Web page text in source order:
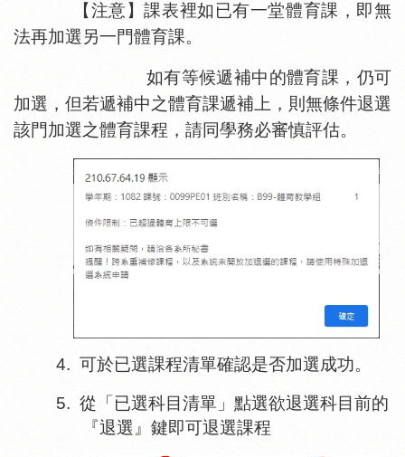
【注意】課表裡如已有一堂體育課，即無
法再加選另一門體育課。
如有等候遞補中的體育課，仍可
加選，但若遞補中之體育課遞補上，則無條件退選
該門加選之體育課程，請同學務必審慎評估。
4. 可於已選課程清單確認是否加選成功。
5. 從「已選科目清單」點選欲退選科目前的
『退選』鍵即可退選課程